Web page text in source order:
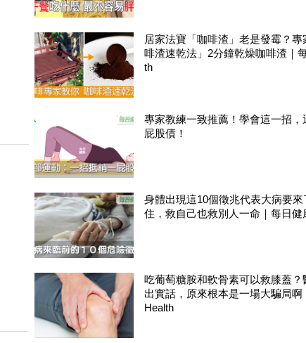
居家法寶「咖啡渣」老是發霉？
啡渣速乾法」2分鐘乾燥咖啡渣｜
th
專家教練一致推薦！學會這一招，
屁股債！
身體出現這10個徵兆代表大病要
住，救自己也救別人一命｜每日健
吃葡萄糖胺和軟骨素可以救膝蓋？
出實話，原來根本是一場大騙局啊
Health